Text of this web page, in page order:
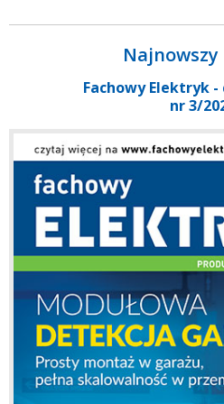
Fachowy Elektryk -
nr 3/